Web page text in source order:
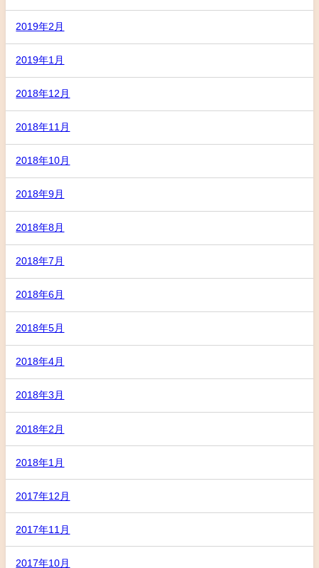
2019年2月
2019年1月
2018年12月
2018年11月
2018年10月
2018年9月
2018年8月
2018年7月
2018年6月
2018年5月
2018年4月
2018年3月
2018年2月
2018年1月
2017年12月
2017年11月
2017年10月